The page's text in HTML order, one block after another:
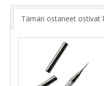
Tämän ostaneet ostivat